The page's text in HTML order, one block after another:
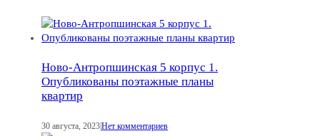
Ново-Антропшинская 5 корпус 1.
Опубликованы поэтажные планы
квартир
30 августа, 2023Нет комментариев